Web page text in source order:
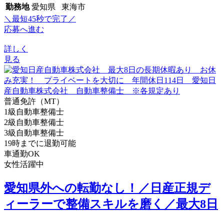
勤務地 愛知県 東海市
＼最短45秒で完了／
応募へ進む
詳しく
見る
普通免許（MT）
1級自動車整備士
2級自動車整備士
3級自動車整備士
19時までに退勤可能
車通勤OK
女性活躍中
愛知県外への転勤なし！／日産正規デ
ィーラーで整備スキルを磨く／最大8日